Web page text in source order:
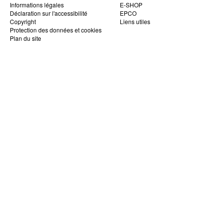
Informations légales
Déclaration sur l'accessibilité
Copyright
Protection des données et cookies
Plan du site
E-SHOP
EPCO
Liens utiles